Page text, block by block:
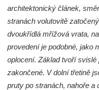
architektonický článek,
stranách volutovitě
dvoukřídlá mřížová vrata,
provedení je podobné, jako
oplocení. Základ tvoří svislé
zakončené. V dolní třetině
pruty po stranách, nahoře a